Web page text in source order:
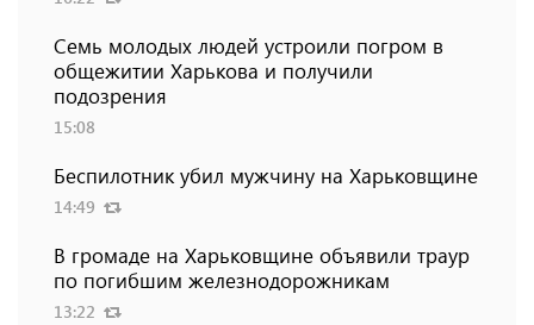
Семь молодых людей устроили погром в
общежитии Харькова и получили
подозрения
15:08
Беспилотник убил мужчину на Харьковщине
14:49
В громаде на Харьковщине объявили траур
по погибшим железнодорожникам
13:22